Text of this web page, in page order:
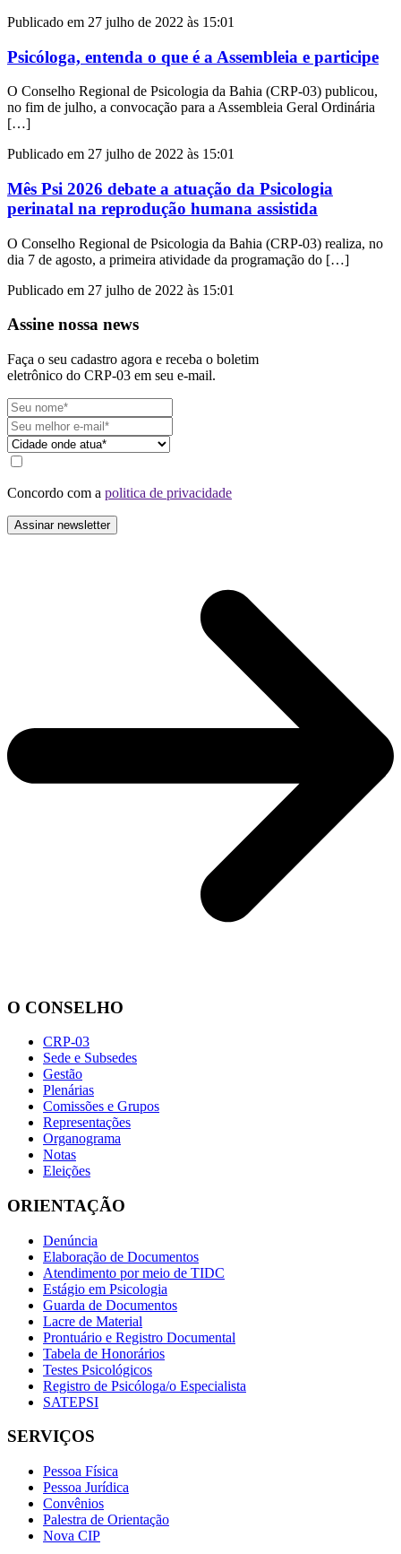
Publicado em 27 julho de 2022 às 15:01
Psicóloga, entenda o que é a Assembleia e participe
O Conselho Regional de Psicologia da Bahia (CRP-03) publicou,
no fim de julho, a convocação para a Assembleia Geral Ordinária
[…]
Publicado em 27 julho de 2022 às 15:01
Mês Psi 2026 debate a atuação da Psicologia
perinatal na reprodução humana assistida
O Conselho Regional de Psicologia da Bahia (CRP-03) realiza, no
dia 7 de agosto, a primeira atividade da programação do […]
Publicado em 27 julho de 2022 às 15:01
Assine nossa news
Faça o seu cadastro agora e receba o boletim
eletrônico do CRP-03 em seu e-mail.
Concordo com a politica de privacidade
O CONSELHO
CRP-03
Sede e Subsedes
Gestão
Plenárias
Comissões e Grupos
Representações
Organograma
Notas
Eleições
ORIENTAÇÃO
Denúncia
Elaboração de Documentos
Atendimento por meio de TIDC
Estágio em Psicologia
Guarda de Documentos
Lacre de Material
Prontuário e Registro Documental
Tabela de Honorários
Testes Psicológicos
Registro de Psicóloga/o Especialista
SATEPSI
SERVIÇOS
Pessoa Física
Pessoa Jurídica
Convênios
Palestra de Orientação
Nova CIP